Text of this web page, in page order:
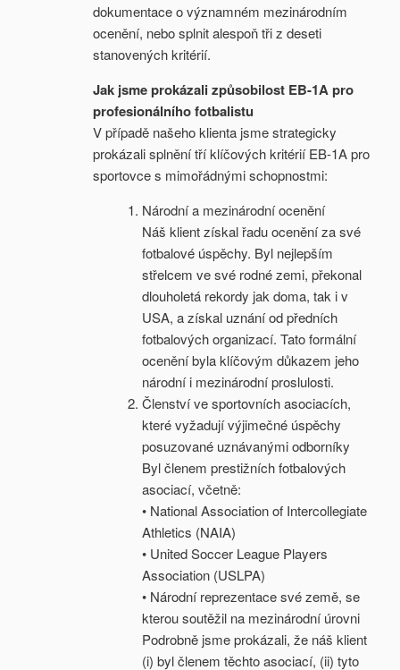
dokumentace o významném mezinárodním
ocenění, nebo splnit alespoň tři z deseti
stanovených kritérií.
Jak jsme prokázali způsobilost EB-1A pro
profesionálního fotbalistu
V případě našeho klienta jsme strategicky
prokázali splnění tří klíčových kritérií EB-1A pro
sportovce s mimořádnými schopnostmi:
Národní a mezinárodní ocenění
Náš klient získal řadu ocenění za své
fotbalové úspěchy. Byl nejlepším
střelcem ve své rodné zemi, překonal
dlouholetá rekordy jak doma, tak i v
USA, a získal uznání od předních
fotbalových organizací. Tato formální
ocenění byla klíčovým důkazem jeho
národní i mezinárodní proslulosti.
Členství ve sportovních asociacích,
které vyžadují výjimečné úspěchy
posuzované uznávanými odborníky
Byl členem prestižních fotbalových
asociací, včetně:
• National Association of Intercollegiate
Athletics (NAIA)
• United Soccer League Players
Association (USLPA)
• Národní reprezentace své země, se
kterou soutěžil na mezinárodní úrovni
Podrobně jsme prokázali, že náš klient
(i) byl členem těchto asociací, (ii) tyto